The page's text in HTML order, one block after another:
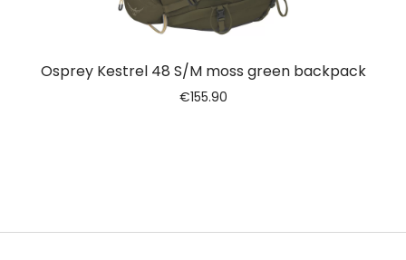
Osprey Kestrel 48 S/M moss green backpack
€155.90